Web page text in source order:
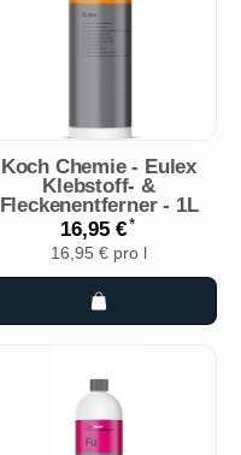
Koch Chemie - Eulex
Klebstoff- &
Fleckenentferner - 1L
16,95 €*
16,95 € pro l